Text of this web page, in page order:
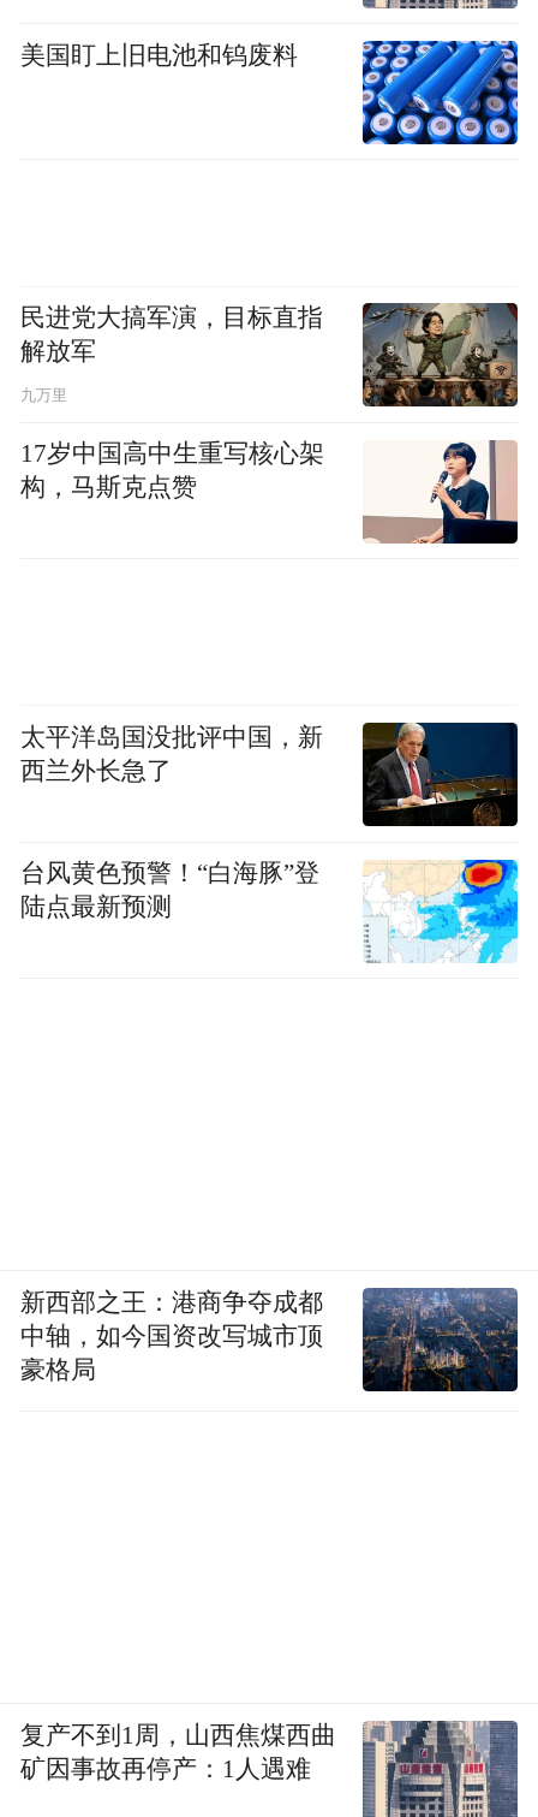
新疆多地采购 红枣金额达超过 60 亿元，红
枣让沙漠变成了绿洲，红枣也成为了金枣，
枣树成为了摇钱树、致富树、和谐树。
全国民族团结进步模范集体奖，并入选中国
上市公司协会 2024 年上市公司乡村振兴最佳
实践案例。在文化传承方面，好想你建设红
美国盯上旧电池和钨废料
民进党大搞军演，目标直指
解放军
九万里
17岁中国高中生重写核心架
构，马斯克点赞
太平洋岛国没批评中国，新
西兰外长急了
台风黄色预警！“白海豚”登
陆点最新预测
新西部之王：港商争夺成都
中轴，如今国资改写城市顶
豪格局
复产不到1周，山西焦煤西曲
矿因事故再停产：1人遇难